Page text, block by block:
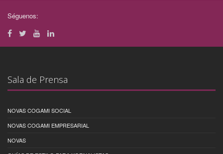
Séguenos:
Sala de Prensa
NOVAS COGAMI SOCIAL
NOVAS COGAMI EMPRESARIAL
NOVAS